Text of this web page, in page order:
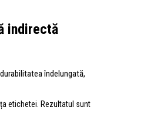
indirectă
îndelungată,
etichetei. Rezultatul sunt